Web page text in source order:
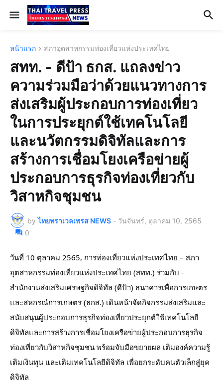
หน้าแรก สภาอุตสาหกรรมท่องเที่ยวแห่งประเทศไทย
สทท. - ดีป้า ธกส. แถลงข่าว
ความร่วมมือว่าด้วยแนวทางการ
ส่งเสริมผู้ประกอบการท่องเที่ยว
ในการประยุกต์ใช้เทคโนโลยี
และนวัตกรรมดิจิทัลและการ
สร้างการเชื่อมโยงเครือข่ายผู้
ประกอบการธุรกิจท่องเที่ยวกับ
วิสาหกิจชุมชน
by ไทยทราเวลเพรส NEWS - วันจันทร์, ตุลาคม 10, 2565
0
วันที่ 10 ตุลาคม 2565, การท่องเที่ยวแห่งประเทศไทย – สภา
อุตสาหกรรมท่องเที่ยวแห่งประเทศไทย (สทท.) ร่วมกับ -
สำนักงานส่งเสริมเศรษฐกิจดิจิทัล (ดีป้า) ธนาคารเพื่อการเกษตร
และสหกรณ์การเกษตร (ธกส.) เดินหน้าจัดกิจกรรมส่งเสริมและ
สนับสนุนผู้ประกอบการธุรกิจท่องเที่ยวประยุกต์ใช้เทคโนโลยี
ดิจิทัลและการสร้างการเชื่อมโยงเครือข่ายผู้ประกอบการธุรกิจ
ท่องเที่ยวกับวิสาหกิจชุมชน พร้อมจับมือขยายผล เติมองค์ความรู้
เติมเงินทุน และเติมเทคโนโลยีดิจิทัล เพื่อยกระดับคนตัวเล็กสู่ยุค
ดิจิทัล